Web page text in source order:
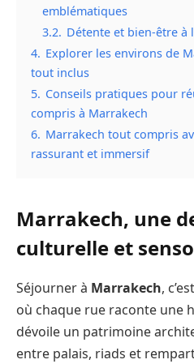
emblématiques
3.2. Détente et bien-être à
4. Explorer les environs de
tout inclus
5. Conseils pratiques pour
compris à Marrakech
6. Marrakech tout compris
rassurant et immersif
Marrakech, une
culturelle et
Séjourner à Marrakech,
où chaque rue raconte une
dévoile un patrimoine
entre palais, riads et